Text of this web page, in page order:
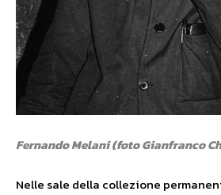
Fernando Melani (foto Gianfranco
Nelle sale della collezione